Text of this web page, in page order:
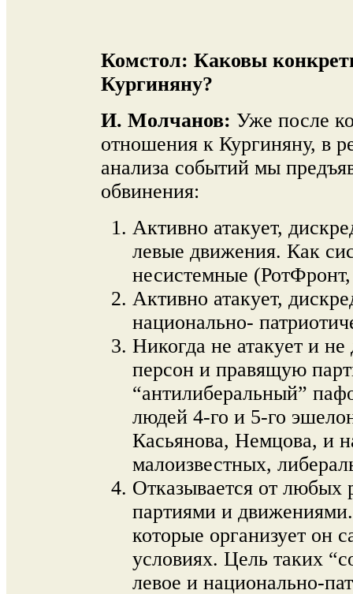
Комстол: Каковы
Кургиняну?
И. Молчанов: Уже после
отношения к Кургиняну, в
анализа событий мы
обвинения:
Активно атакует,
левые движения. Как
несистемные
Активно атакует,
национально-
Никогда не атакует и
персон и правящую
“антилиберальный”
людей 4-го и 5-го
Касьянова, Немцова, и
малоизвестных,
Отказывается от любых
партиями и
которые организует он
условиях. Цель таких
левое и национально-